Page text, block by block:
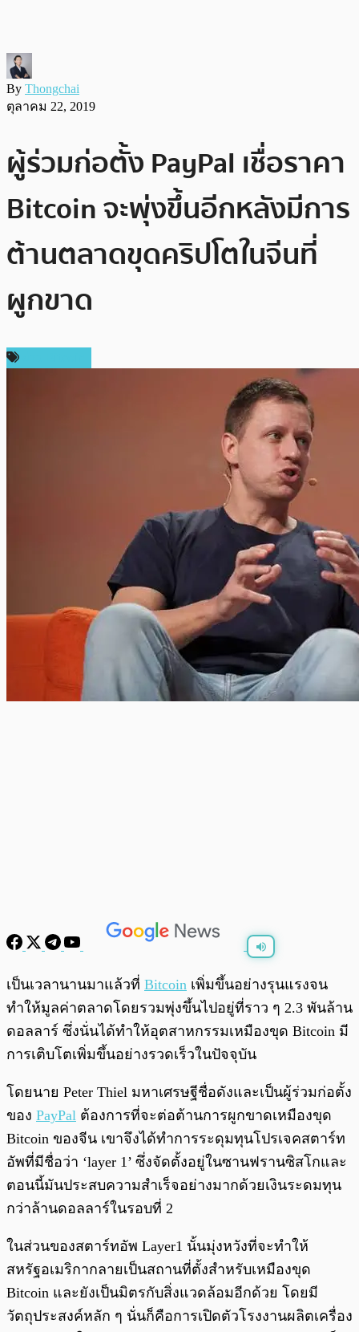
By Thongchai
ตุลาคม 22, 2019
ผู้ร่วมก่อตั้ง PayPal เชื่อราคา
Bitcoin จะพุ่งขึ้นอีกหลังมีการ
ต้านตลาดขุดคริปโตในจีนที่
ผูกขาด
เป็นเวลานานมาแล้วที่ Bitcoin เพิ่มขึ้นอย่างรุนแรงจน
ทำให้มูลค่าตลาดโดยรวมพุ่งขึ้นไปอยู่ที่ราว ๆ 2.3 พันล้าน
ดอลลาร์ ซึ่งนั่นได้ทำให้อุตสาหกรรมเหมืองขุด Bitcoin มี
การเติบโตเพิ่มขึ้นอย่างรวดเร็วในปัจจุบัน
โดยนาย Peter Thiel มหาเศรษฐีชื่อดังและเป็นผู้ร่วมก่อตั้ง
ของ PayPal ต้องการที่จะต่อต้านการผูกขาดเหมืองขุด
Bitcoin ของจีน เขาจึงได้ทำการระดุมทุนโปรเจคสตาร์ท
อัพที่มีชื่อว่า ‘layer 1’ ซึ่งจัดตั้งอยู่ในซานฟรานซิสโกและ
ตอนนี้มันประสบความสำเร็จอย่างมากด้วยเงินระดมทุน
กว่าล้านดอลลาร์ในรอบที่ 2
ในส่วนของสตาร์ทอัพ Layer1 นั้นมุ่งหวังที่จะทำให้
สหรัฐอเมริกากลายเป็นสถานที่ตั้งสำหรับเหมืองขุด
Bitcoin และยังเป็นมิตรกับสิ่งแวดล้อมอีกด้วย โดยมี
วัตถุประสงค์หลัก ๆ นั่นก็คือการเปิดตัวโรงงานผลิตเครื่อง